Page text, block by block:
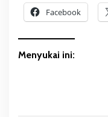
Facebook
Menyukai ini: